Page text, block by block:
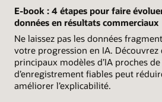
E-book : 4 étapes pour faire
données en résultats commerciaux
Ne laissez pas les données
votre progression en IA. Découvrez
principaux modèles d’IA proches
d’enregistrement fiables peut
améliorer l’explicabilité.